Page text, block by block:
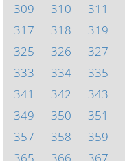
309
310 311
317
318 319
325
326 327
333
334 335
341
342 343
349
350 351
357
358 359